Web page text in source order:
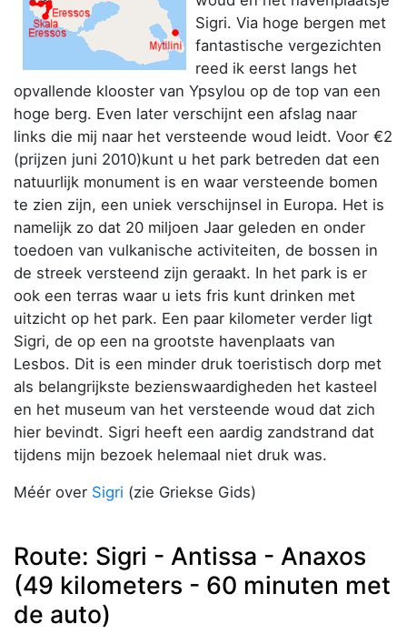
Sigri. Via hoge bergen met
fantastische vergezichten
reed ik eerst langs het
opvallende klooster van Ypsylou op de top van een
hoge berg. Even later verschijnt een afslag naar
links die mij naar het versteende woud leidt. Voor €2
(prijzen juni 2010)kunt u het park betreden dat een
natuurlijk monument is en waar versteende bomen
te zien zijn, een uniek verschijnsel in Europa. Het is
namelijk zo dat 20 miljoen Jaar geleden en onder
toedoen van vulkanische activiteiten, de bossen in
de streek versteend zijn geraakt. In het park is er
ook een terras waar u iets fris kunt drinken met
uitzicht op het park. Een paar kilometer verder ligt
Sigri, de op een na grootste havenplaats van
Lesbos. Dit is een minder druk toeristisch dorp met
als belangrijkste bezienswaardigheden het kasteel
en het museum van het versteende woud dat zich
hier bevindt. Sigri heeft een aardig zandstrand dat
tijdens mijn bezoek helemaal niet druk was.
Méér over Sigri (zie Griekse Gids)
Route: Sigri - Antissa - Anaxos
(49 kilometers - 60 minuten met
de auto)